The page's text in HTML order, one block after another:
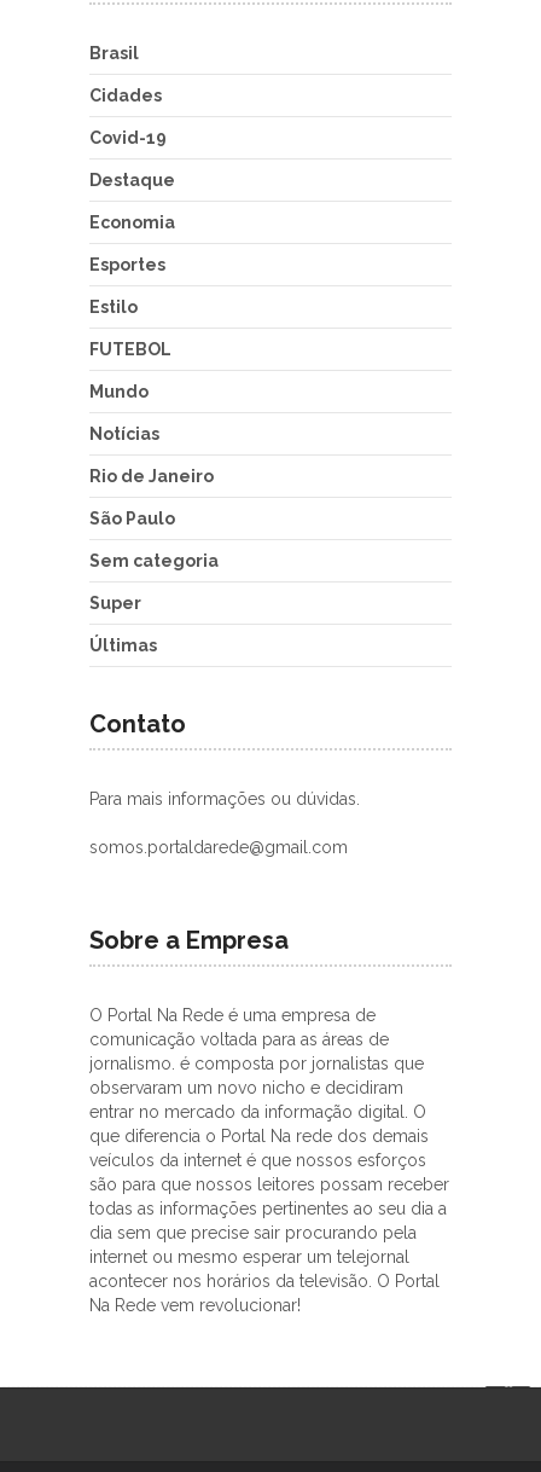
Brasil
Cidades
Covid-19
Destaque
Economia
Esportes
Estilo
FUTEBOL
Mundo
Notícias
Rio de Janeiro
São Paulo
Sem categoria
Super
Últimas
Contato
Para mais informações ou dúvidas.
somos.portaldarede@gmail.com
Sobre a Empresa
O Portal Na Rede é uma empresa de
comunicação voltada para as áreas de
jornalismo. é composta por jornalistas que
observaram um novo nicho e decidiram
entrar no mercado da informação digital. O
que diferencia o Portal Na rede dos demais
veículos da internet é que nossos esforços
são para que nossos leitores possam receber
todas as informações pertinentes ao seu dia a
dia sem que precise sair procurando pela
internet ou mesmo esperar um telejornal
acontecer nos horários da televisão. O Portal
Na Rede vem revolucionar!